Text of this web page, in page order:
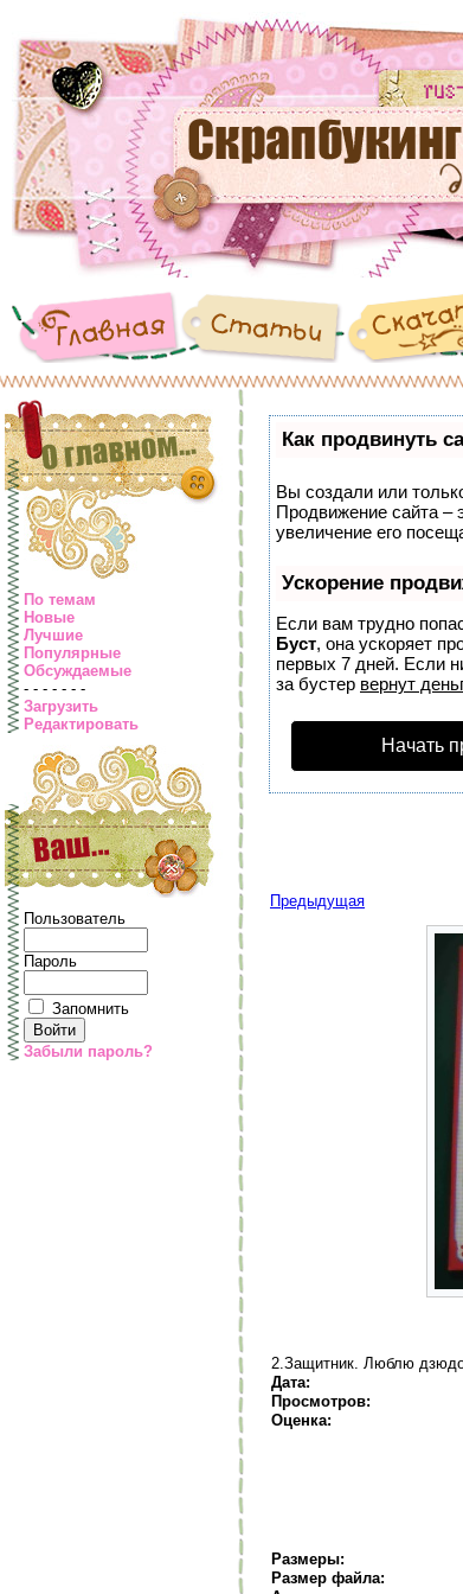
По темам
Новые
Лучшие
Популярные
Обсуждаемые
- - - - - - -
Загрузить
Редактировать
Пользователь
Пароль
Запомнить
Забыли пароль?
Как продвинуть
Вы создали или
Продвижение сайта –
увеличение его
Ускорение
Если вам трудно
Буст, она ускоряет
первых 7 дней. Если
за бустер вернут
Начать
Предыдущая
2.Защитник. Люблю
Дата:
Просмотров:
Оценка:
Размеры:
Размер файла: